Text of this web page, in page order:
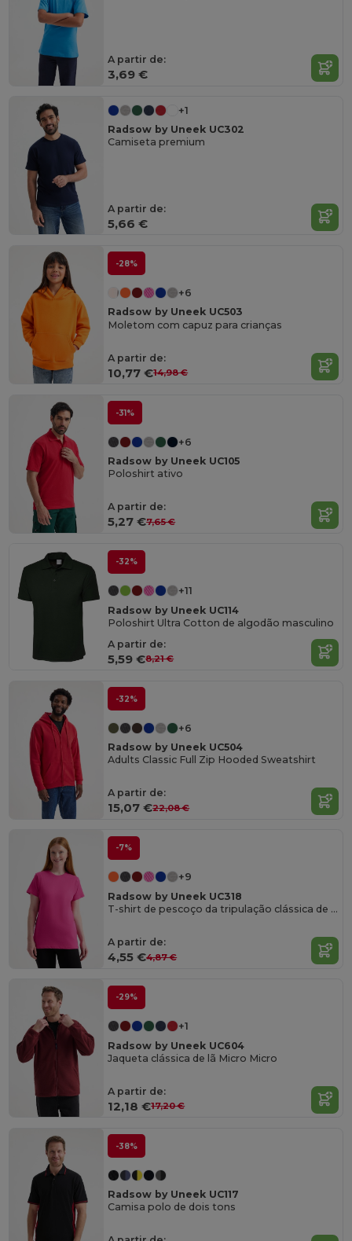
A partir de:
3,69 €
+1
Radsow by Uneek UC302
Camiseta premium
A partir de:
5,66 €
-28%
+6
Radsow by Uneek UC503
Moletom com capuz para crianças
A partir de:
10,77 €14,98 €
-31%
+6
Radsow by Uneek UC105
Poloshirt ativo
A partir de:
5,27 €7,65 €
-32%
+11
Radsow by Uneek UC114
Poloshirt Ultra Cotton de algodão masculino
A partir de:
5,59 €8,21 €
-32%
+6
Radsow by Uneek UC504
Adults Classic Full Zip Hooded Sweatshirt
A partir de:
15,07 €22,08 €
-7%
+9
Radsow by Uneek UC318
T-shirt de pescoço da tripulação clássica de senhoras
A partir de:
4,55 €4,87 €
-29%
+1
Radsow by Uneek UC604
Jaqueta clássica de lã Micro Micro
A partir de:
12,18 €17,20 €
-38%
Radsow by Uneek UC117
Camisa polo de dois tons